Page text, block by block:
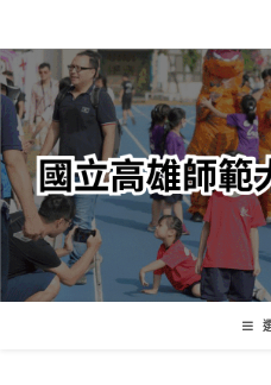
轉
至
主
內
容